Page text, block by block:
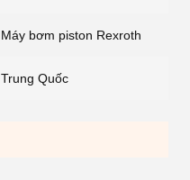
Máy bơm piston Rexroth
Trung Quốc